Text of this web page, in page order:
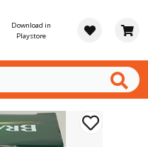
Download in
Playstore